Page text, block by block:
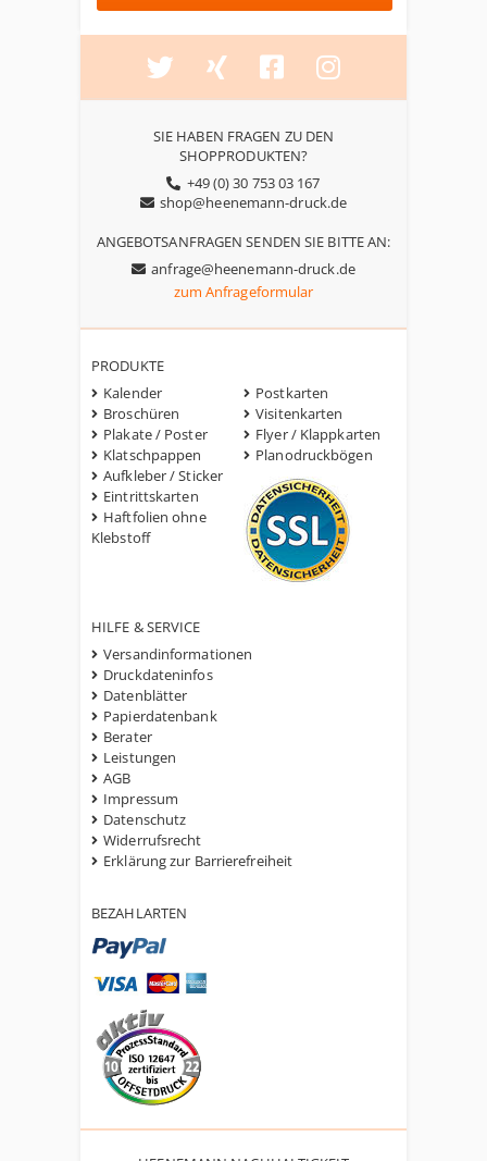
SIE HABEN FRAGEN ZU DEN
SHOPPRODUKTEN?
+49 (0) 30 753 03 167
shop@heenemann-druck.de
ANGEBOTSANFRAGEN SENDEN SIE BITTE AN:
anfrage@heenemann-druck.de
zum Anfrageformular
PRODUKTE
Kalender
Broschüren
Plakate / Poster
Klatschpappen
Aufkleber / Sticker
Eintrittskarten
Haftfolien ohne
Klebstoff
Postkarten
Visitenkarten
Flyer / Klappkarten
Planodruckbögen
HILFE & SERVICE
Versandinformationen
Druckdateninfos
Datenblätter
Papierdatenbank
Berater
Leistungen
AGB
Impressum
Datenschutz
Widerrufsrecht
Erklärung zur Barrierefreiheit
BEZAHLARTEN